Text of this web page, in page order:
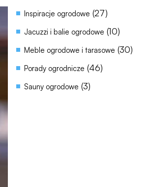
Inspiracje ogrodowe (27)
Jacuzzi i balie ogrodowe (10)
Meble ogrodowe i tarasowe (30)
Porady ogrodnicze (46)
Sauny ogrodowe (3)